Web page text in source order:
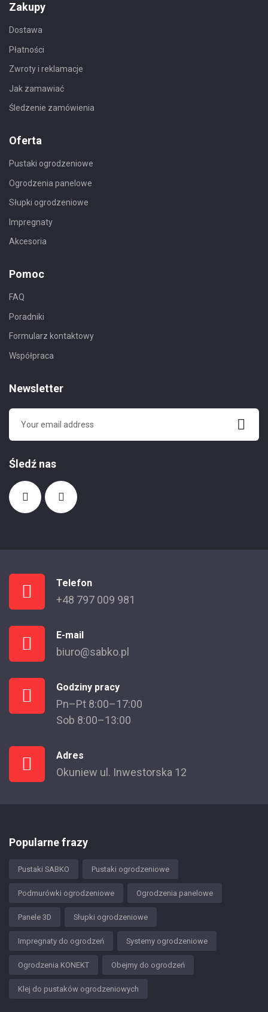
Zakupy
Dostawa
Płatności
Zwroty i reklamacje
Jak zamawiać
Śledzenie zamówienia
Oferta
Pustaki ogrodzeniowe
Ogrodzenia panelowe
Słupki ogrodzeniowe
Impregnaty
Akcesoria
Pomoc
FAQ
Poradniki
Formularz kontaktowy
Współpraca
Newsletter
Śledź nas
Telefon
+48 797 009 981
E-mail
biuro@sabko.pl
Godziny pracy
Pn–Pt 8:00–17:00
Sob 8:00–13:00
Adres
Okuniew ul. Inwestorska 12
Popularne frazy
Pustaki SABKO Pustaki ogrodzeniowe
Podmurówki ogrodzeniowe Ogrodzenia panelowe
Panele 3D Słupki ogrodzeniowe
Impregnaty do ogrodzeń Systemy ogrodzeniowe
Ogrodzenia KONEKT Obejmy do ogrodzeń
Klej do pustaków ogrodzeniowych